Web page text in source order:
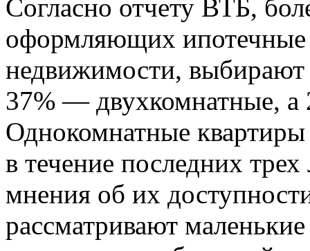
Согласно отчету ВТБ,
оформляющих ипотечные
недвижимости,
37% — двухкомнатные,
Однокомнатные
в течение последних
мнения об их
рассматривают